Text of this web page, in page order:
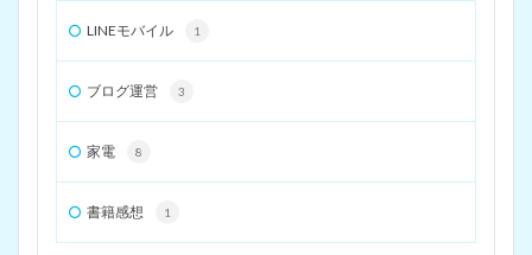
LINEモバイル 1
ブログ運営 3
家電 8
書籍感想 1